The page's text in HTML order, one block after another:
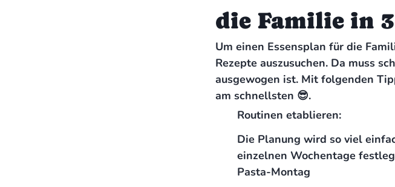
die Familie in
Um einen Essensplan für die
Rezepte auszusuchen. Da muss
ausgewogen ist. Mit folgenden
am schnellsten 😎.
Routinen etablieren:
Die Planung wird so viel
einzelnen Wochentage
Pasta-Montag